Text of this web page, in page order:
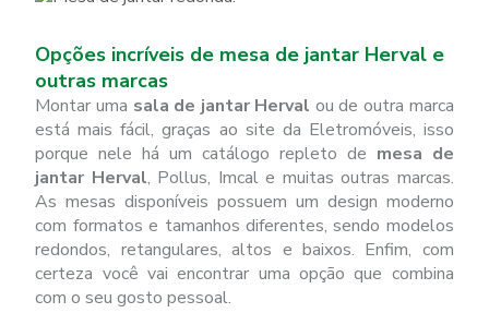
Opções incríveis de mesa de jantar Herval e
outras marcas
Montar uma sala de jantar Herval ou de outra marca
está mais fácil, graças ao site da Eletromóveis, isso
porque nele há um catálogo repleto de mesa de
jantar Herval, Pollus, Imcal e muitas outras marcas.
As mesas disponíveis possuem um design moderno
com formatos e tamanhos diferentes, sendo modelos
redondos, retangulares, altos e baixos. Enfim, com
certeza você vai encontrar uma opção que combina
com o seu gosto pessoal.